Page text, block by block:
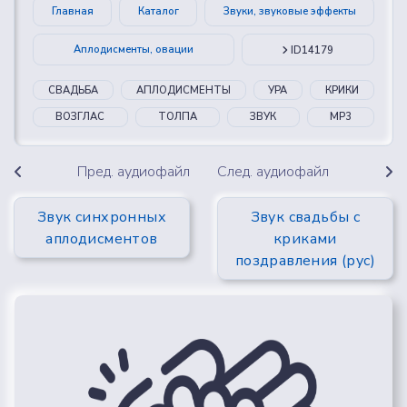
Главная Каталог Звуки, звуковые эффекты
Аплодисменты, овации ID14179
СВАДЬБА АПЛОДИСМЕНТЫ УРА
КРИКИ
ВОЗГЛАС
ТОЛПА ЗВУК MP3
Пред. аудиофайл
Звук синхронных
аплодисментов
След. аудиофайл
Звук свадьбы с
криками
поздравления (рус)